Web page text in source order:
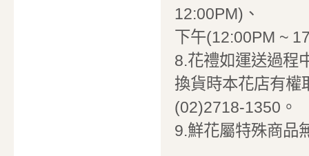
12:00PM)、
下午(12:00PM ~
8.花禮如運送過程
換貨時本花店有權
(02)2718-1350。
9.鮮花屬特殊商品